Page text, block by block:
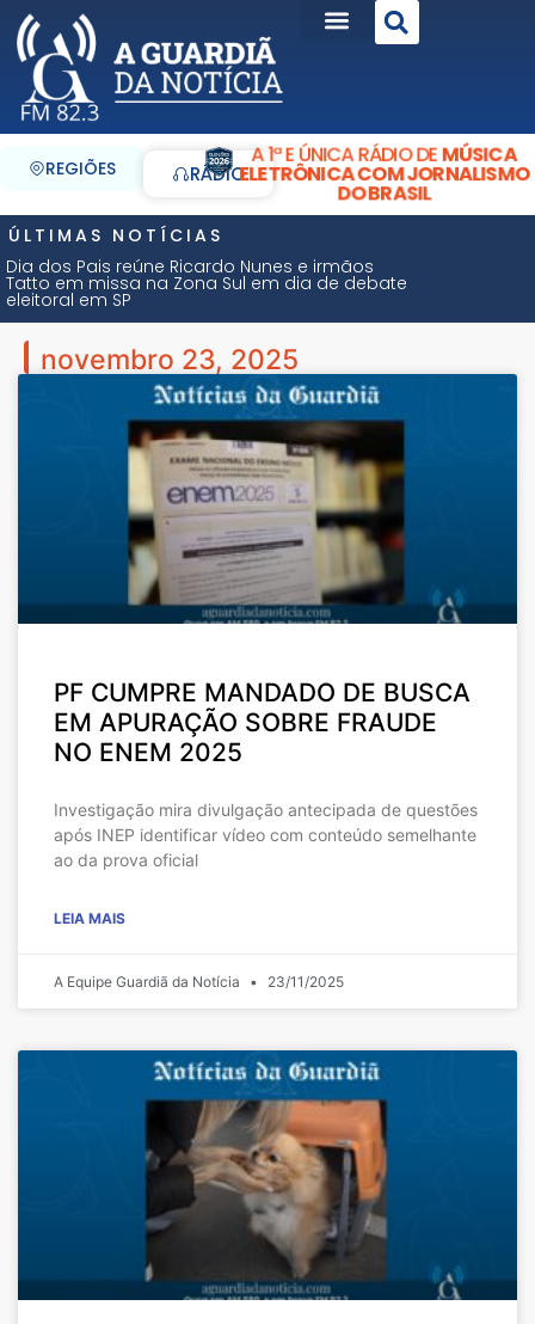
REGIÕES RÁDIO
A 1ª E ÚNICA RÁDIO DEMÚSICA
ELETRÔNICA COM JORNALISMO
DO BRASIL
ÚLTIMAS NOTÍCIAS
Dia dos Pais reúne Ricardo Nunes e irmãos
Tatto em missa na Zona Sul em dia de debate
eleitoral em SP
novembro 23, 2025
PF CUMPRE MANDADO DE BUSCA
EM APURAÇÃO SOBRE FRAUDE
NO ENEM 2025
Investigação mira divulgação antecipada de questões
após INEP identificar vídeo com conteúdo semelhante
ao da prova oficial
LEIA MAIS
A Equipe Guardiã da Notícia 23/11/2025